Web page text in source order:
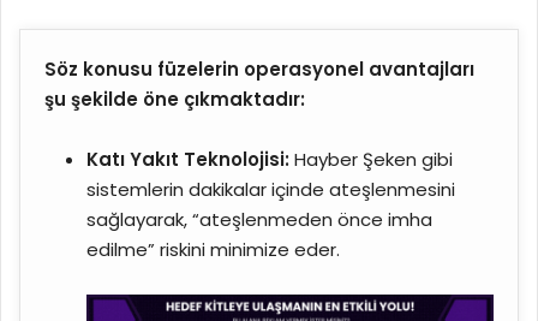
Söz konusu füzelerin operasyonel avantajları
şu şekilde öne çıkmaktadır:
Katı Yakıt Teknolojisi:Hayber Şeken gibi
sistemlerin dakikalar içinde ateşlenmesini
sağlayarak, “ateşlenmeden önce imha
edilme” riskini minimize eder.